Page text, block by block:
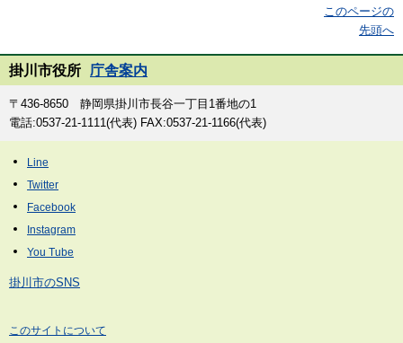
このページの
先頭へ
掛川市役所 庁舎案内
〒436-8650 静岡県掛川市長谷一丁目1番地の1
電話:0537-21-1111(代表) FAX:0537-21-1166(代表)
掛川市のSNS
このサイトについて